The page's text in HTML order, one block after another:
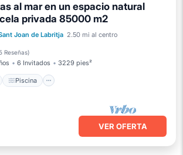
al mar en un espacio natural
privada 85000 m2
Joan de Labritja 2.50 mi al centro
Reseñas)
6 Invitados 3229 pies²
Piscina
privada
Piscina
Terraza
VER OFERTA